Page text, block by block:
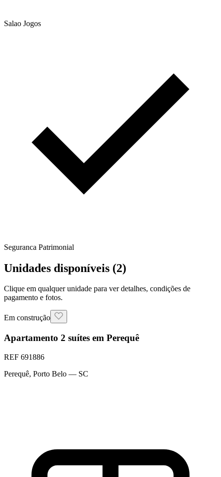
Salao Jogos
Seguranca Patrimonial
Unidades disponíveis (2)
Clique em qualquer unidade para ver detalhes, condições de
pagamento e fotos.
Em construção
Apartamento 2 suítes em Perequê
REF 691886
Perequê, Porto Belo — SC